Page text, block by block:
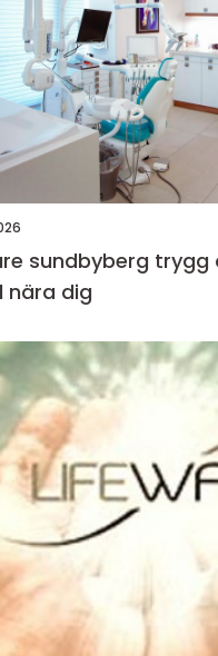
trygg och modern
nära dig